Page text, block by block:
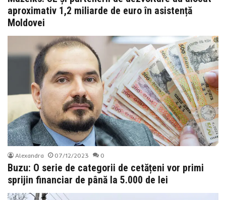
aproximativ 1,2 miliarde de euro în asistență
Moldovei
Alexandra 07/12/2023 0
Buzu: O serie de categorii de cetățeni vor primi
sprijin financiar de până la 5.000 de lei